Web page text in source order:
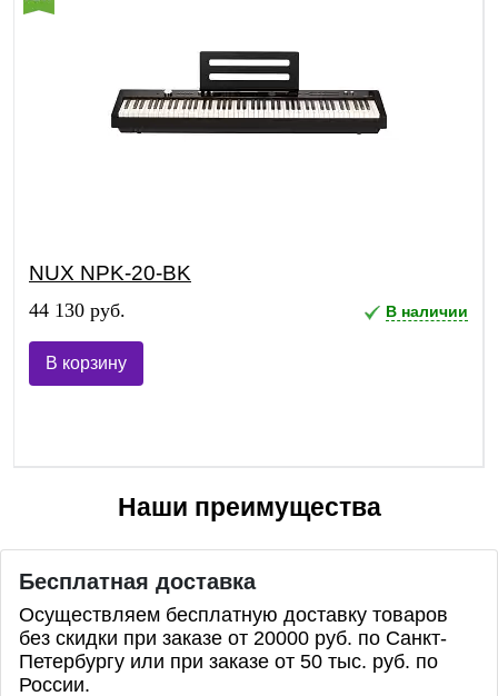
NUX NPK-20-BK
44 130 руб. В наличии
В корзину
Наши преимущества
Бесплатная доставка
Осуществляем бесплатную доставку товаров
без скидки при заказе от 20000 руб. по Санкт-
Петербургу или при заказе от 50 тыс. руб. по
России.